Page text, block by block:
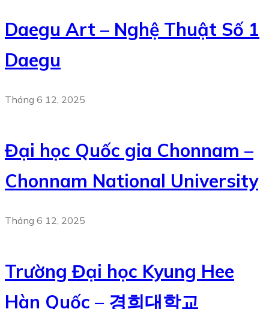
Daegu Art – Nghệ Thuật Số 1
Daegu
Tháng 6 12, 2025
Đại học Quốc gia Chonnam –
Chonnam National University
Tháng 6 12, 2025
Trường Đại học Kyung Hee
Hàn Quốc – 경희대학교